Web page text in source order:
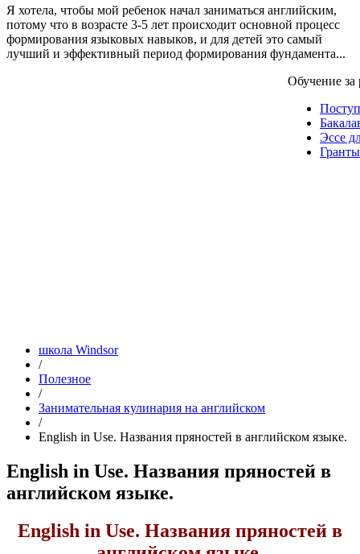
Я хотела, чтобы мой ребенок начал заниматься английским,
потому что в возрасте 3-5 лет происходит основной процесс
формирования языковых навыков, и для детей это самый
лучший и эффективный период формирования фундамента...
Обучение
Эссе
школа Windsor
/
Полезное
/
Занимательная кулинария на английском
/
English in Use. Названия пряностей в английском языке.
English in Use. Названия пряностей в
английском языке.
English in Use. Названия пряностей в